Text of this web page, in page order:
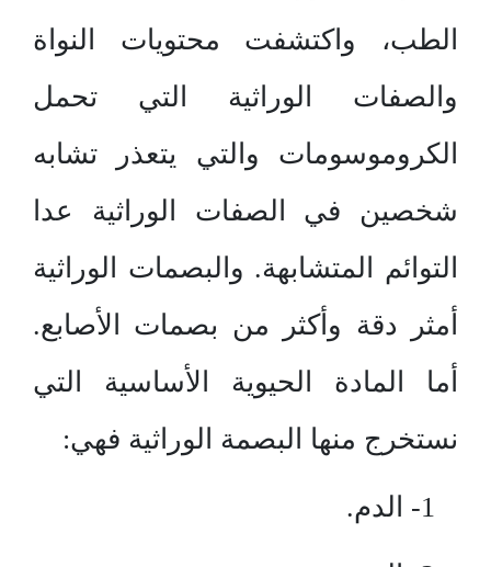
الطب، واكتشفت محتويات النواة
والصفات الوراثية التي تحمل
الكروموسومات والتي يتعذر تشابه
شخصين في الصفات الوراثية عدا
التوائم المتشابهة. والبصمات الوراثية
أمثر دقة وأكثر من بصمات الأصابع.
أما المادة الحيوية الأساسية التي
نستخرج منها البصمة الوراثية فهي: